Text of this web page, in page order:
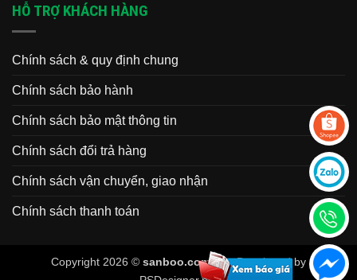
HỖ TRỢ KHÁCH HÀNG
Chính sách & quy định chung
Chính sách bảo hành
Chính sách bảo mật thông tin
Chính sách đổi trả hàng
Chính sách vận chuyển, giao nhận
Chính sách thanh toán
Copyright 2026 © sanboo.com.vn. Developed by